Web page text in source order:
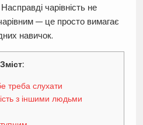
чарівність не
— це просто вимагає
навичок.
Зміст:
треба слухати
з іншими людьми